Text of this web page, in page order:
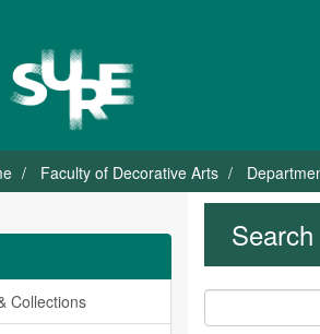
Faculty of Decorative Arts
Collections
Search